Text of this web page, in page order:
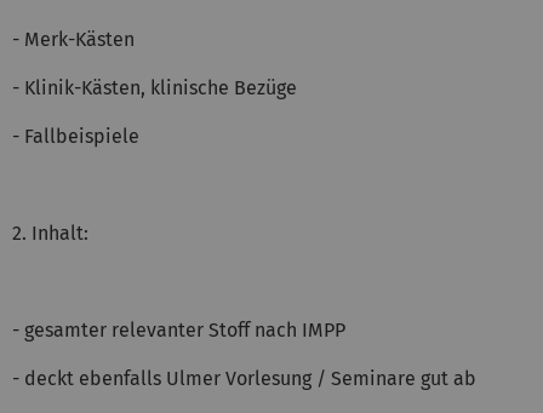
- Merk-Kästen
- Klinik-Kästen, klinische Bezüge
- Fallbeispiele
2. Inhalt:
- gesamter relevanter Stoff nach IMPP
- deckt ebenfalls Ulmer Vorlesung / Seminare gut ab